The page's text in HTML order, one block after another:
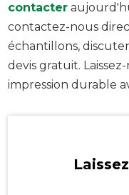
contacter
contactez-nous
échantillons,
devis gratuit.
impression durable